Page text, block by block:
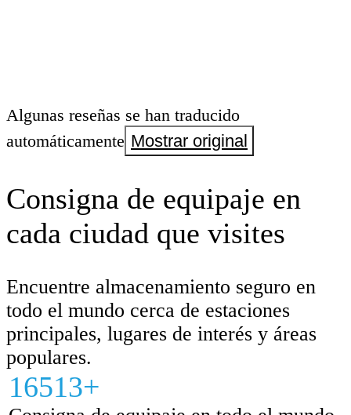
Algunas reseñas se han traducido
automáticamente Mostrar original
Consigna de equipaje en
cada ciudad que visites
Encuentre almacenamiento seguro en
todo el mundo cerca de estaciones
principales, lugares de interés y áreas
populares.
16513+